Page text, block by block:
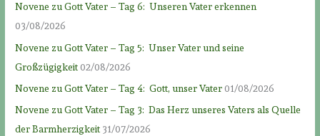
Novene zu Gott Vater – Tag 6: Unseren Vater erkennen
03/08/2026
Novene zu Gott Vater – Tag 5: Unser Vater und seine
Großzügigkeit02/08/2026
Novene zu Gott Vater – Tag 4: Gott, unser Vater01/08/2026
Novene zu Gott Vater – Tag 3: Das Herz unseres Vaters als Quelle
der Barmherzigkeit 31/07/2026